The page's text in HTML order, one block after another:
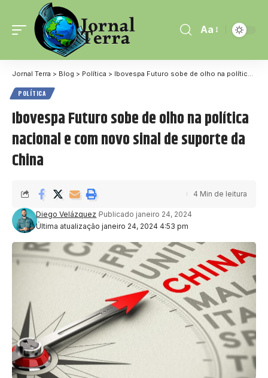
Aa
Jornal Terra > Blog > Política > Ibovespa Futuro sobe de olho na política nacional e com novo sinal de suporte da China
POLÍTICA
Ibovespa Futuro sobe de olho na política
nacional e com novo sinal de suporte da
China
Última atualização janeiro 24, 2024 4:53 pm
Diego Velázquez Publicado janeiro 24, 2024
4 Min de leitura